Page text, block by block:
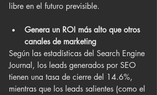
libre en el futuro previsible.
Genera un ROI más alto que otros
canales de marketing
Según las estadísticas del Search Engine
Journal, los leads generados por SEO
tienen una tasa de cierre del 14.6%,
mientras que los leads salientes (como el